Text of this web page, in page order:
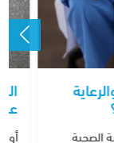
الصحية